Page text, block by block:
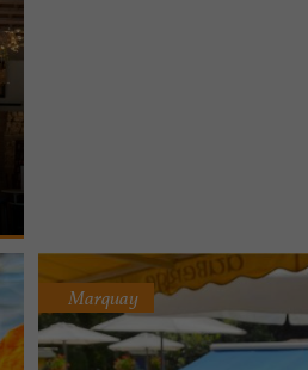
Marquay